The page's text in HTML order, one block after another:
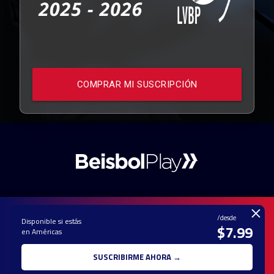
COMPRAR MI SUSCRIPCIÓN
PAUTA CON
TÉRMINOS Y
CONDICIONES
© 2025 TODOS LOS DERECHOS RESERVADOS - UNA MARCA REGISTRADA
Disponible si estás
en Américas
/desde
$7.99
SUSCRIBIRME AHORA →
×